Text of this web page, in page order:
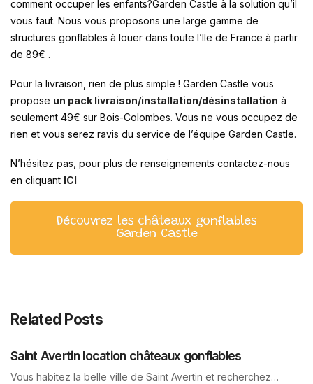
comment occuper les enfants?Garden Castle à la solution qu’il
vous faut. Nous vous proposons une large gamme de
structures gonflables à louer dans toute l’Ile de France à partir
de 89€ .
Pour la livraison, rien de plus simple ! Garden Castle vous
propose un pack livraison/installation/désinstallation à
seulement 49€ sur Bois-Colombes. Vous ne vous occupez de
rien et vous serez ravis du service de l’équipe Garden Castle.
N’hésitez pas, pour plus de renseignements contactez-nous
en cliquant ICI
Découvrez les châteaux gonflables
Garden Castle
Related Posts
Saint Avertin location châteaux gonflables
Vous habitez la belle ville de Saint Avertin et recherchez…